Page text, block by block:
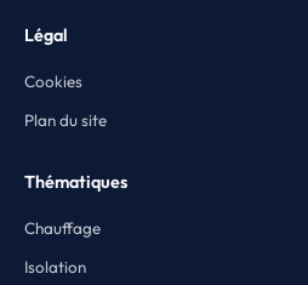
Légal
Cookies
Plan du site
Thématiques
Chauffage
Isolation